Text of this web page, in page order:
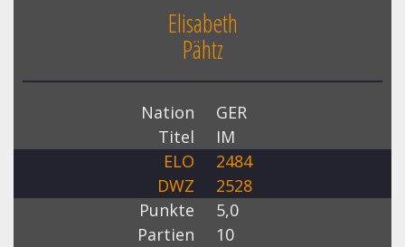
Elisabeth
Pähtz
Nation
GER
Titel
IM
ELO
2484
DWZ
2528
Punkte
5,0
Partien
10